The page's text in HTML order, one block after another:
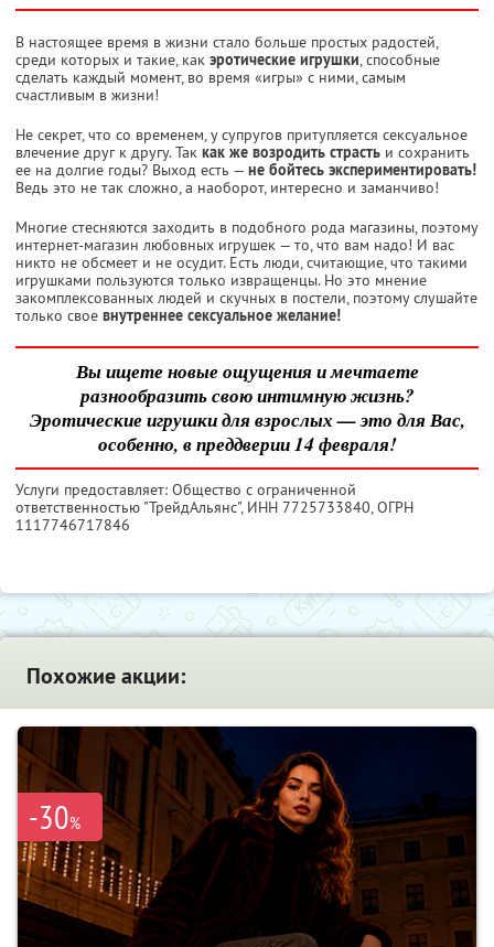
В настоящее время в жизни стало больше простых радостей,
среди которых и такие, как эротические игрушки, способные
сделать каждый момент, во время «игры» с ними, самым
счастливым в жизни!
Не секрет, что со временем, у супругов притупляется сексуальное
влечение друг к другу. Так как же возродить страсть и сохранить
ее на долгие годы? Выход есть — не бойтесь экспериментировать!
Ведь это не так сложно, а наоборот, интересно и заманчиво!
Многие стесняются заходить в подобного рода магазины, поэтому
интернет-магазин любовных игрушек — то, что вам надо! И вас
никто не обсмеет и не осудит. Есть люди, считающие, что такими
игрушками пользуются только извращенцы. Но это мнение
закомплексованных людей и скучных в постели, поэтому слушайте
только свое внутреннее сексуальное желание!
Вы ищете новые ощущения и мечтаете
разнообразить свою интимную жизнь?
Эротические игрушки для взрослых — это для Вас,
особенно, в преддверии 14 февраля!
Услуги предоставляет: Общество с ограниченной
ответственностью "ТрейдАльянс", ИНН 7725733840, ОГРН
1117746717846
Похожие акции:
-30%